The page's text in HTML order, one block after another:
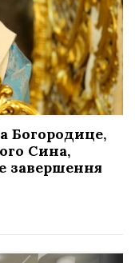
Богородице,
Сина,
завершення